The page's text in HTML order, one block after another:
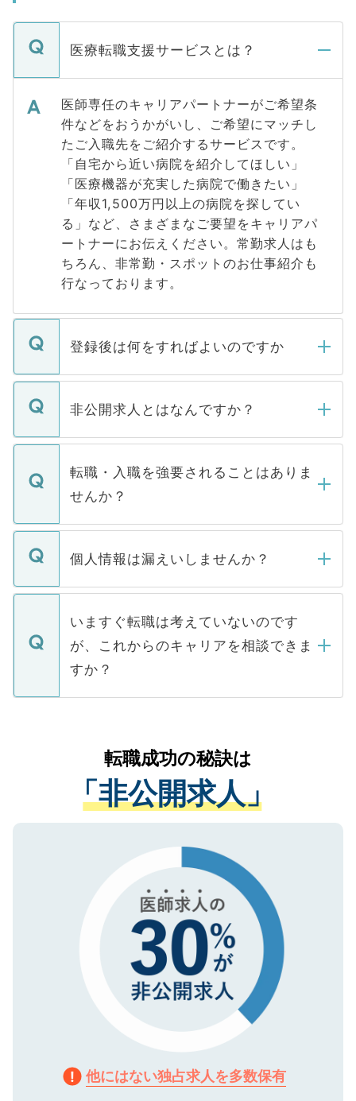
医療転職支援サービスとは？
医師専任のキャリアパートナーがご希望条
件などをおうかがいし、ご希望にマッチし
たご入職先をご紹介するサービスです。
「自宅から近い病院を紹介してほしい」
「医療機器が充実した病院で働きたい」
「年収1,500万円以上の病院を探してい
る」など、さまざまなご要望をキャリアパ
ートナーにお伝えください。常勤求人はも
ちろん、非常勤・スポットのお仕事紹介も
行なっております。
登録後は何をすればよいのですか
ご登録いただきましたら、弊社担当者がご
登録内容を確認し、その後メールもしくは
ます。通常、5営業日以内にはご連絡をせて
いただきますので、しばらくお待ちくださ
非公開求人とはなんですか？
マイナビDOCTORで取り扱っている求人の
うち約3割は、Webサイトからご覧いただ
けない「非公開求人」です。非公開求人は
下記の理由によって、一般には公開してい
ません。
■応募殺到を避けるため 人気のある医療機
関を公にしてしまうと、応募が殺到する場
に、医療機関が求める条件に合った人材の
みを人材紹介会社に依頼するケースが増え
ています。
転職・入職を強要されることはありま
せんか？
転職・入職を強要することは一切ありませ
ん。また、仮に応募先から内定をいただい
定を承諾する必要はありません。内定先へ
の辞退の連絡はキャリアパートナーが行い
個人情報は漏えいしませんか？
個人情報が漏えいすることはありませんの
で、ご安心ください。当サイトからの登録
などで収集したご登録者様の個人情報は、
ご本人のキャリアアップおよび転職活動の
支援を目的に使用いたします。お預かりし
ているすべての個人データはご本人の許可
は、個人情報の取り扱いについての厳密な
管理基準を満たした事業者のみに付与され
る、プライバシーマークを取得済みです。
で、機密保持に関してもご安心ください。
いますぐ転職は考えていないのです
が、これからのキャリアを相談できま
すか？
かがいして、現在の医療機関の状況や紹介
経験をまじえながら、適切なアドバイスを
させていただきます。すぐにご転職をされ
ない方には、長期的なサポートが可能です
ので、まずはご登録ください。
転職成功の秘訣は
「非公開求人」
他にはない独占求人を多数保有